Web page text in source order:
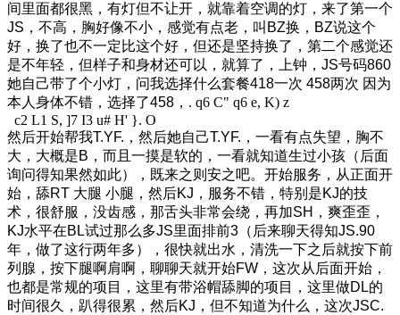
间里面都很黑，有灯但不让开，就靠着空调的灯，来了第一个
JS，不高， 胸好像不小，感觉有点老，叫BZ换，BZ说这个
好，换了也不一定比这个好，但还是坚持换了，第二个感觉还
是不年轻，但样子和身材还可以，就算了，上钟，JS号码860
她自己带了个小灯，问我选择什么套餐418一次 458两次 因为
本人身体不错，选择了458， . q6 C" q6 e, K) z
c2 L1 S, ]7 I3 u# H' }. O
然后开始帮我T.YF.，然后她自己T.YF.，一看有点失望，胸不
大，大概是B，而且一摸是软的，一看就知道生过小孩（后面
询问得知果然如此），既来之则安之吧。开始服务，从正面开
始，舔RT 大腿 小腿，然后KJ，服务不错，特别是KJ的技
术，很舒服，没齿感，那舌头非常会绕，再加SH，爽歪歪，
KJ水平在BL试过那么多JS里面排前3（后来聊天得知JS.90
年，做了这行两年多），很快就出水，清洗一下之后就按下前
列腺，按下腿啊肩啊，聊聊天就开始FW，这次从后面开始，
也都是常规的项目，这里有带浴帽舔脚的项目，这里做DL的
时间很久，趴得很累，然后KJ，但不知道为什么，这次JSC.